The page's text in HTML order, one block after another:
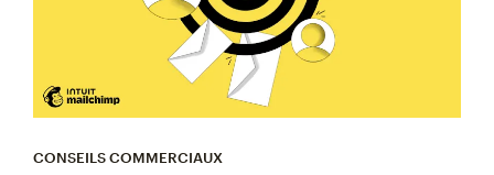
CONSEILS COMMERCIAUX